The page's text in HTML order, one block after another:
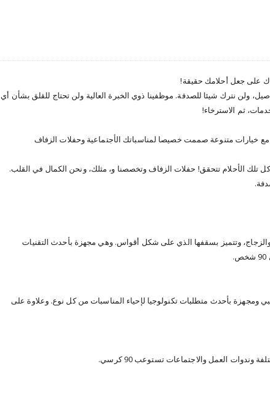
على جعل أحلامك حقيقة!
ولن نترك شيئا للصدفة. موظفينا ذوي الخبرة العالية ولن تحتاج للقلق بشأن أي
ثم الاسترخاء!
خيارات متنوعة صممت خصيصا لمناسباتك الأجتماعية وحفلات الزفاف
تلك الأحلام تتحقق! حفلات الزفاف وتخصصنا و، مثلك، ونحن الكمال في القلب.
وتتميز بسقفها الذي على شكل أقواس. وهي مجهزة بأحدث التقنيات
بأحدث متطلبات تكنولوجيا لإحياء المناسبات من كل نوع. وعلاوة على
وندوات العمل والاجتماعات تستوعب 90 كرسي.